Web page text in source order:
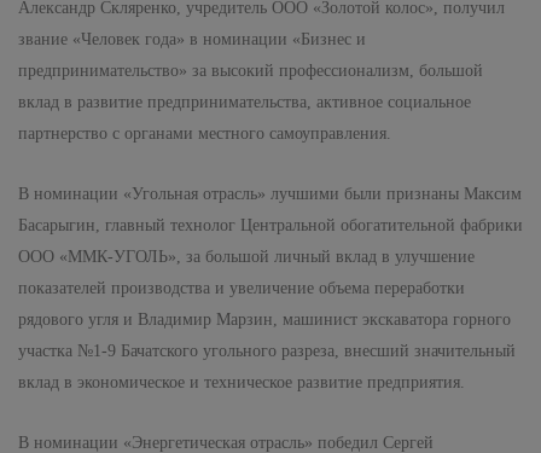
Александр Скляренко, учредитель ООО «Золотой колос», получил
звание «Человек года» в номинации «Бизнес и
предпринимательство» за высокий профессионализм, большой
вклад в развитие предпринимательства, активное социальное
партнерство с органами местного самоуправления.
В номинации «Угольная отрасль» лучшими были признаны Максим
Басарыгин, главный технолог Центральной обогатительной фабрики
ООО «ММК-УГОЛЬ», за большой личный вклад в улучшение
показателей производства и увеличение объема переработки
рядового угля и Владимир Марзин, машинист экскаватора горного
участка №1-9 Бачатского угольного разреза, внесший значительный
вклад в экономическое и техническое развитие предприятия.
В номинации «Энергетическая отрасль» победил Сергей